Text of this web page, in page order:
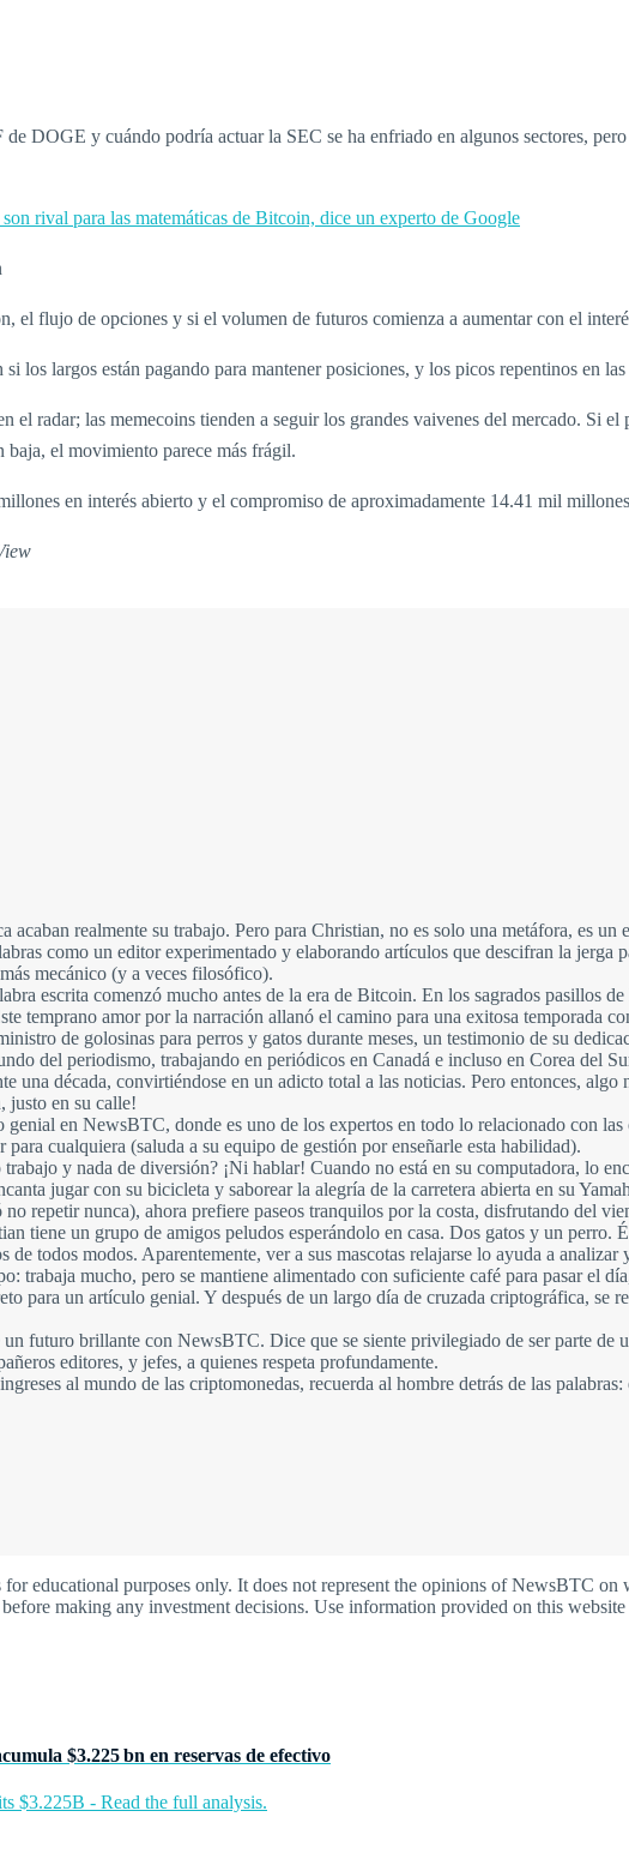
DOGE y cuándo podría actuar la SEC se ha enfriado en algunos sectores,
rival para las matemáticas de Bitcoin, dice un experto de Google
el flujo de opciones y si el volumen de futuros comienza a aumentar con el
los largos están pagando para mantener posiciones, y los picos repentinos en
el radar; las memecoins tienden a seguir los grandes vaivenes del mercado. Si
baja, el movimiento parece más frágil.
en interés abierto y el compromiso de aproximadamente 14.41 mil
acaban realmente su trabajo. Pero para Christian, no es solo una metáfora, es
como un editor experimentado y elaborando artículos que descifran la jerga
mecánico (y a veces filosófico).
escrita comenzó mucho antes de la era de Bitcoin. En los sagrados pasillos
temprano amor por la narración allanó el camino para una exitosa temporada
de golosinas para perros y gatos durante meses, un testimonio de su
del periodismo, trabajando en periódicos en Canadá e incluso en Corea del
una década, convirtiéndose en un adicto total a las noticias. Pero entonces,
justo en su calle!
en NewsBTC, donde es uno de los expertos en todo lo relacionado con las
para cualquiera (saluda a su equipo de gestión por enseñarle esta habilidad).
trabajo y nada de diversión? ¡Ni hablar! Cuando no está en su computadora, lo
jugar con su bicicleta y saborear la alegría de la carretera abierta en su
repetir nunca), ahora prefiere paseos tranquilos por la costa, disfrutando del
tiene un grupo de amigos peludos esperándolo en casa. Dos gatos y un perro.
de todos modos. Aparentemente, ver a sus mascotas relajarse lo ayuda a
trabaja mucho, pero se mantiene alimentado con suficiente café para pasar el
para un artículo genial. Y después de un largo día de cruzada criptográfica, se
futuro brillante con NewsBTC. Dice que se siente privilegiado de ser parte de
editores, y jefes, a quienes respeta profundamente.
al mundo de las criptomonedas, recuerda al hombre detrás de las
educational purposes only. It does not represent the opinions of NewsBTC
making any investment decisions. Use information provided on this
$3.225 bn en reservas de efectivo
$3.225B - Read the full analysis.